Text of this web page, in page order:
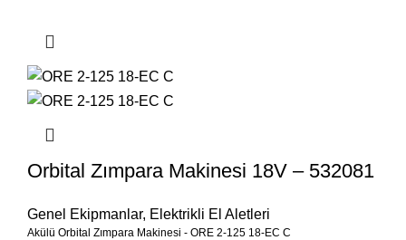
Orbital Zımpara Makinesi 18V – 532081
Genel Ekipmanlar, Elektrikli El Aletleri
Akülü Orbital Zımpara Makinesi - ORE 2-125 18-EC C